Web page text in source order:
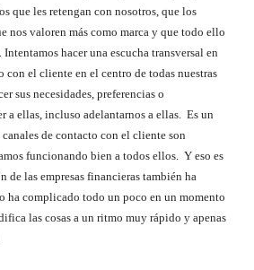
que les retengan con nosotros, que los
nos valoren más como marca y que todo ello
Intentamos hacer una escucha transversal en
con el cliente en el centro de todas nuestras
sus necesidades, preferencias o
ellas, incluso adelantarnos a ellas. Es un
de contacto con el cliente son
funcionando bien a todos ellos. Y eso es
de las empresas financieras también ha
ha complicado todo un poco en un momento
las cosas a un ritmo muy rápido y apenas